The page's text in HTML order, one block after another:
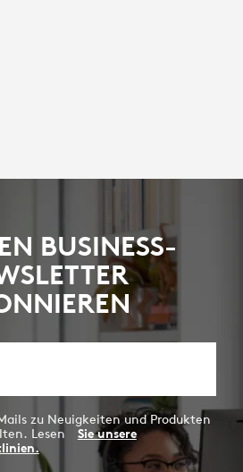
BUSINESS-
zu Neuigkeiten und Produkten
Lesen
Sie unsere